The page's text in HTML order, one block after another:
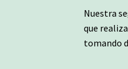
Nuestra
que
tomando